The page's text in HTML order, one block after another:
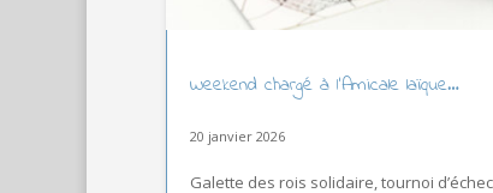
Weekend chargé à l’Amicale laïque…
20 janvier 2026
Galette des rois solidaire, tournoi